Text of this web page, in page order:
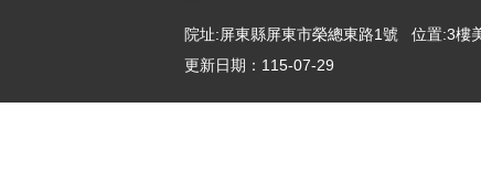
院址:屏東縣屏東市榮總東路1號 位置:3樓
更新日期： 115-07-29